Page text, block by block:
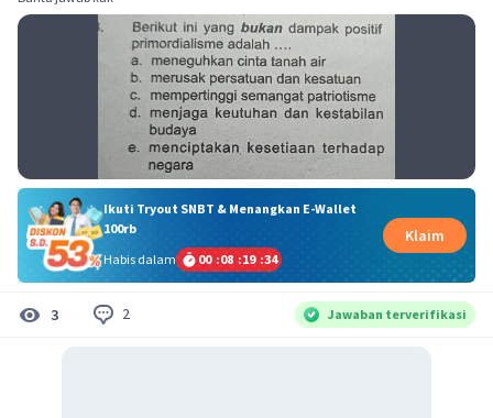
Ikuti Tryout SNBT & Menangkan E-Wallet
100rb
Habis dalam
00 :08 :19 :33
Klaim
3 2 Jawaban terverifikasi